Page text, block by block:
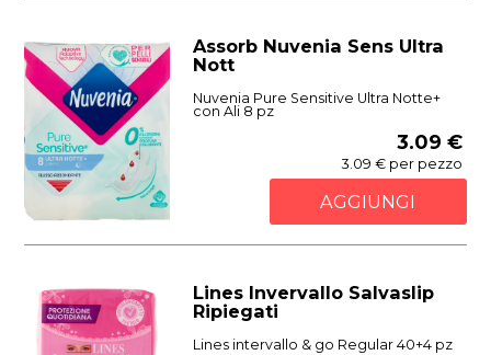
Assorb Nuvenia Sens Ultra
Nott
Nuvenia Pure Sensitive Ultra Notte+
con Ali 8 pz
3.09 €
3.09 € per pezzo
AGGIUNGI
Lines Invervallo Salvaslip
Ripiegati
Lines intervallo & go Regular 40+4 pz